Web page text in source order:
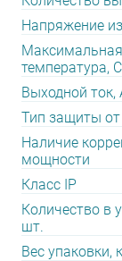
Напряжение
температура, C
Выходной ток,
Тип защиты от
Наличие
мощности
Класс IP
Количество в
шт.
Вес упаковки,